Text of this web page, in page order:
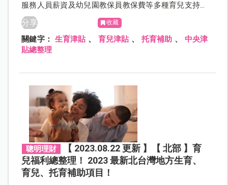
服務人員薪資及幼兒園教保員教保費等多種育兒支持措
施，落實「 0-6 歲國家一起養」政策。請領津貼好複
雜！新手爸媽霧煞煞！別擔心，本文幫爸爸媽媽整理好
最新「中央」生育、育兒、托育補助，一起來看看歡樂
育兒的同時可以請領什麼補助吧！
分享 收藏
關鍵字： 生育津貼 、 育兒津貼 、 托育補助 、 中央津
貼總整理
聰明理財
【 2023.08.22 更新 】【 北部 】育
兒福利總整理！ 2023 最新北台灣地方生育、
育兒、托育補助項目！